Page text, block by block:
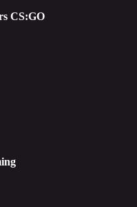
CS:GO